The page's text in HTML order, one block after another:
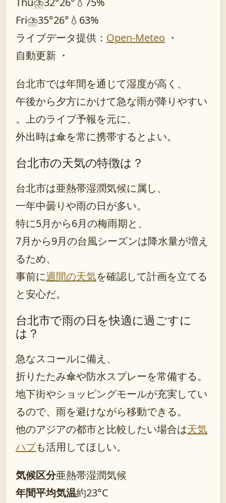
Fri⛈️35°26° 💧63%
ライブデータ提供： Open-Meteo ・
自動更新 ・
台北市では年間を通じて湿度が高く、
午後から夕方にかけて急な雨が降りやすい
。上のライブ予報を元に、
外出時は傘を常に携帯するとよい。
台北市の天気の特徴は？
台北市は亜熱帯湿潤気候に属し、
一年中曇りや雨の日が多い。
特に5月から6月の梅雨期と、
7月から9月の台風シーズンは降水量が増え
るため、
事前に週間の天気を確認して計画を立てる
と安心だ。
台北市で雨の日を快適に過ごすに
は？
急なスコールに備え、
折りたたみ傘や防水スプレーを常備する。
地下街やショッピングモールが充実してい
るので、雨を避けながら移動できる。
他のアジアの都市と比較したい場合は天気
ハブも活用してほしい。
気候区分亜熱帯湿潤気候
年間平均気温約23°C